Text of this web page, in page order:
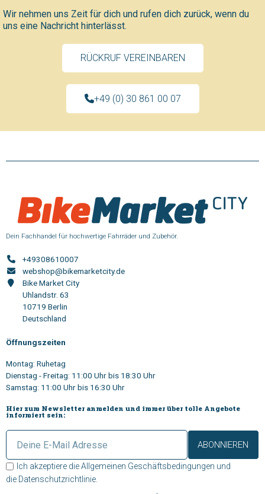
Wir nehmen uns Zeit für dich und rufen dich zurück, wenn du
uns eine Nachricht hinterlässt.
RÜCKRUF VEREINBAREN
+49 (0) 30 861 00 07
Dein Fachhandel für hochwertige Fahrräder und Zubehör.
+49308610007
webshop@bikemarketcity.de
Bike Market City
Uhlandstr. 63
10719 Berlin
Deutschland
Öffnungszeiten
Montag: Ruhetag
Dienstag - Freitag: 11:00 Uhr bis 18:30 Uhr
Samstag: 11:00 Uhr bis 16:30 Uhr
Hier zum Newsletter anmelden und immer über tolle Angebote
informiert sein:
ABONNIEREN
Ich akzeptiere dieAllgemeinen Geschäftsbedingungen und
die Datenschutzrichtlinie